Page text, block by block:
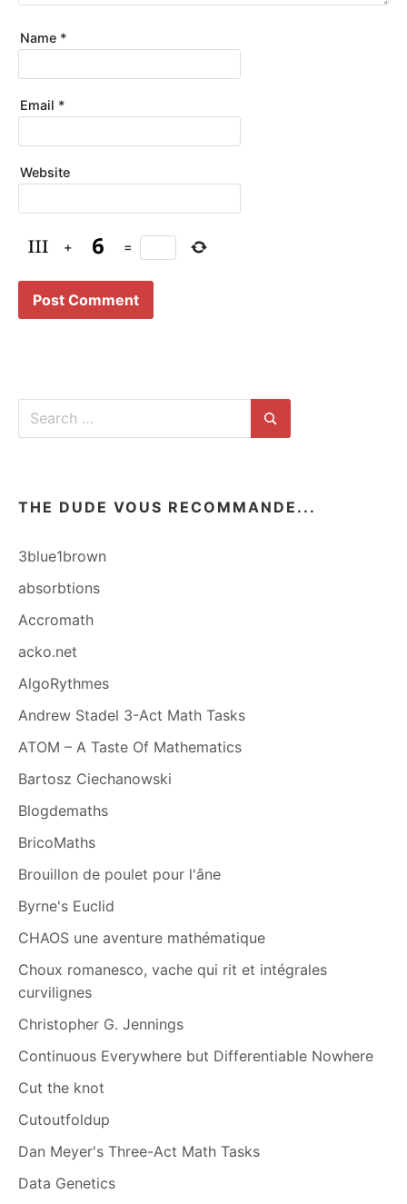
Name *
Email *
Website
+ =
Search
Search
THE DUDE VOUS RECOMMANDE...
3blue1brown
absorbtions
Accromath
acko.net
AlgoRythmes
Andrew Stadel 3-Act Math Tasks
ATOM – A Taste Of Mathematics
Bartosz Ciechanowski
Blogdemaths
BricoMaths
Brouillon de poulet pour l'âne
Byrne's Euclid
CHAOS une aventure mathématique
Choux romanesco, vache qui rit et intégrales
curvilignes
Christopher G. Jennings
Continuous Everywhere but Differentiable Nowhere
Cut the knot
Cutoutfoldup
Dan Meyer's Three-Act Math Tasks
Data Genetics